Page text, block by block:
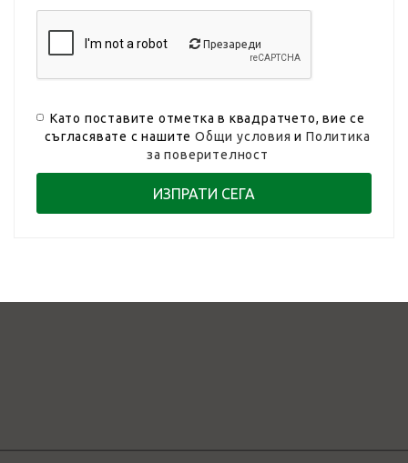
Презареди
Като поставите отметка в квадратчето, вие се
съгласявате с нашитеОбщи условия иПолитика
за поверителност